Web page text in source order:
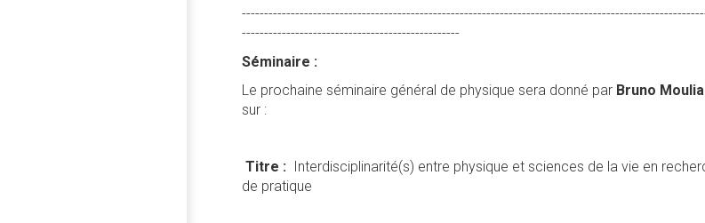
-------------------------------------------------
Séminaire :
Le prochaine séminaire général de physique sera donné par Bruno Moulia
sur :
Titre : Interdisciplinarité(s) entre physique et sciences de la vie en
de pratique